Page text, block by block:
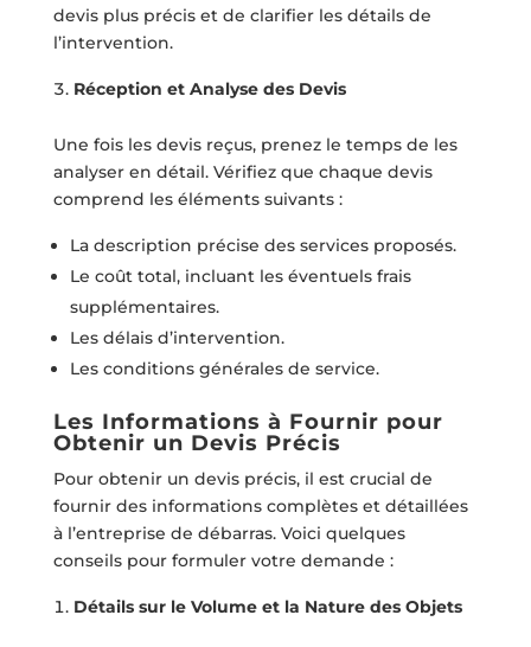
devis plus précis et de clarifier les détails de
l’intervention.
Réception et Analyse des Devis
Une fois les devis reçus, prenez le temps de les
analyser en détail. Vérifiez que chaque devis
comprend les éléments suivants :
La description précise des services proposés.
Le coût total, incluant les éventuels frais
supplémentaires.
Les délais d’intervention.
Les conditions générales de service.
Les Informations à Fournir pour
Obtenir un Devis Précis
Pour obtenir un devis précis, il est crucial de
fournir des informations complètes et détaillées
à l’entreprise de débarras. Voici quelques
conseils pour formuler votre demande :
Détails sur le Volume et la Nature des Objets